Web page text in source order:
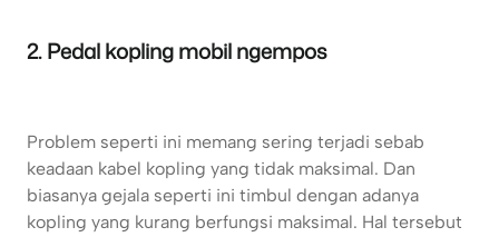
2. Pedal kopling mobil ngempos
Problem seperti ini memang sering terjadi sebab
keadaan kabel kopling yang tidak maksimal. Dan
biasanya gejala seperti ini timbul dengan adanya
kopling yang kurang berfungsi maksimal. Hal tersebut